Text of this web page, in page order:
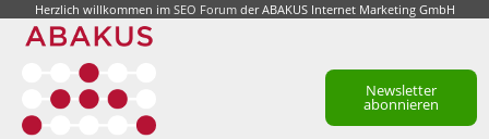
Herzlich willkommen im SEO Forumder ABAKUS Internet Marketing GmbH
Newsletter
abonnieren